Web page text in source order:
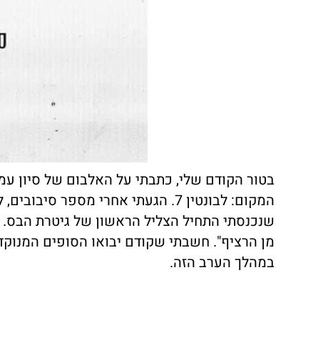
בטור הקודם שלי, כתבתי על האלבום של סיון
המקום: לבונטין 7. הגעתי אחרי
שנכנסתי התחיל הצליל הראשון של גיטרת
מן הרציף". חשבתי שקודם יבואו הסופים
במהלך הערב הזה.